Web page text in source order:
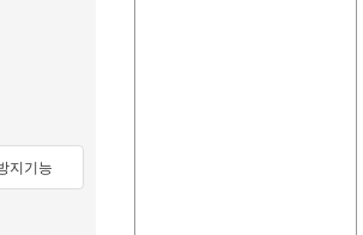
지기능